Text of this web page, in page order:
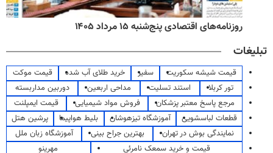
روزنامه‌های اقتصادی پنج‌شنبه ۱۵ مرداد ۱۴۰۵
تبلیغات
قیمت شیشه سکوریت سفیر خرید طلای آب شده
قیمت موکت
تور کربلا
استند تسلیت مداحی اربعین
دوربین مداربسته
مرجع پاسخ معتبر پزشکان
فروش مواد شیمیایی
قیمت ایمپلنت
قطعات لباسشویی
آموزشگاه تیزهوشان بلیط هواپیما
پرشین هتل
نمایندگی بوش در تهران
بهترین جراح بینی
آموزشگاه زبان ملل
قیمت و خرید سمعک نامرئی
مهرینو